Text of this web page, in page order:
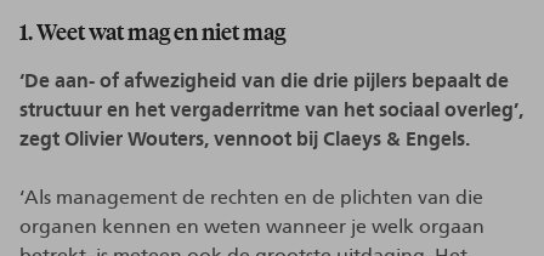
1. Weet wat mag en niet mag
‘De aan- of afwezigheid van die drie pijlers bepaalt de
structuur en het vergaderritme van het sociaal overleg’,
zegt Olivier Wouters, vennoot bij Claeys & Engels.
‘Als management de rechten en de plichten van die
organen kennen en weten wanneer je welk orgaan